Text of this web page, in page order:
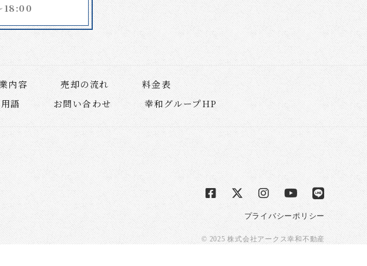
18:00
内容 売却の流れ
料金表
語 お問い合わせ 幸和グループHP
プライバシーポリシー
© 2025 株式会社アークス幸和不動産